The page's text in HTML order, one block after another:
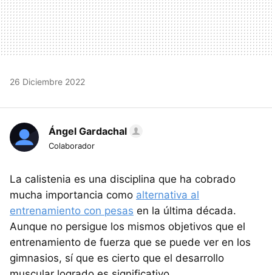
26 Diciembre 2022
Ángel Gardachal
Colaborador
La calistenia es una disciplina que ha cobrado
mucha importancia como alternativa al
entrenamiento con pesas en la última década.
Aunque no persigue los mismos objetivos que el
entrenamiento de fuerza que se puede ver en los
gimnasios, sí que es cierto que el desarrollo